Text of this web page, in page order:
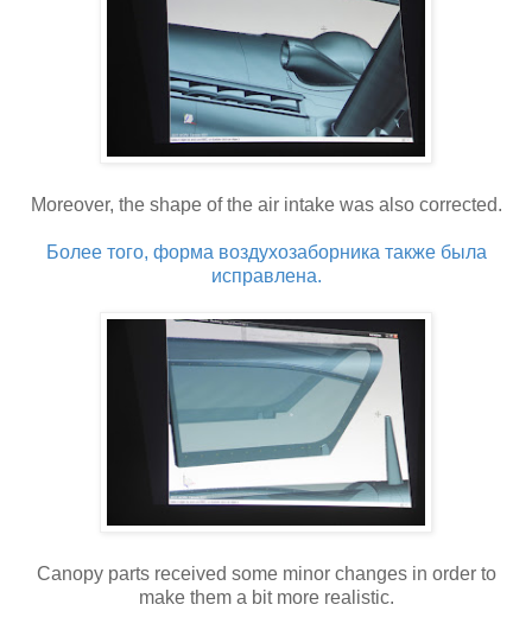
Moreover, the shape of the air intake was also corrected.
Более того, форма воздухозаборника также была
исправлена.
Canopy parts received some minor changes in order to
make them a bit more realistic.